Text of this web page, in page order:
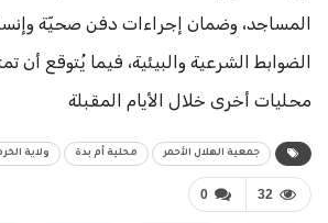
المساجد، وضمان إجراءات دفن صحيّة
الضوابط الشرعية والبيئية، فيما يُتوقع أن
محليات أخرى خلال الأيام المقبلة
جمعية الهلال الأحمر محلية أم بدة ولاية
0 32